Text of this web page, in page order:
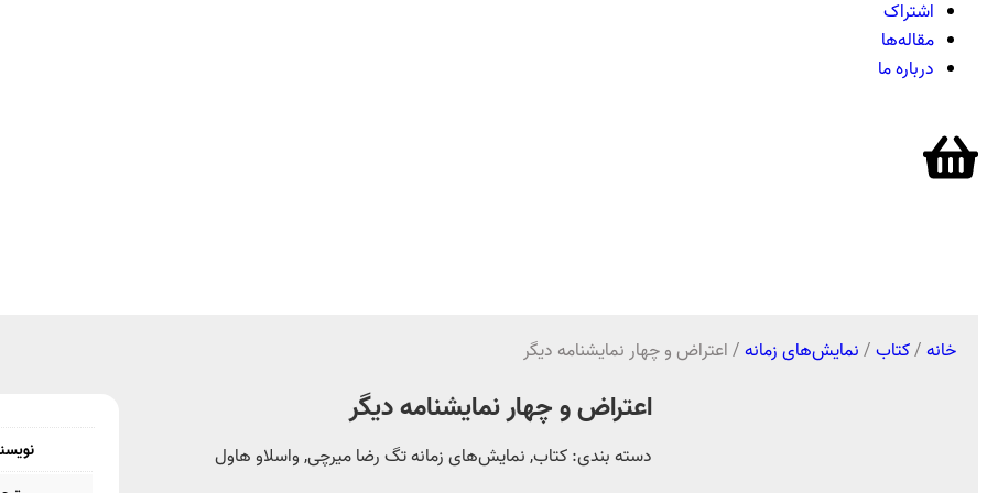
اشتراک
مقاله‌ها
درباره ما
خانه/کتاب/نمایش‌های زمانه/ اعتراض و چهار نمایشنامه دیگر
اعتراض و چهار نمایشنامه دیگر
دسته بندی:کتاب,نمایش‌های زمانهتگرضا میرچی,واسلاو هاول